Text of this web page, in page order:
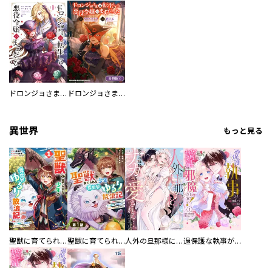
ドロンジョさまは転生しても悪役令嬢のままだった ドロンジョさまは転生しても悪役令嬢のままだった【分冊版】
異世界 もっと見る
聖獣に育てられた少年の異世界ゆるり放浪記～神様からもらったチート魔法で、仲間たちとスローライフを満喫中～ 聖獣に育てられた少年の異世界ゆるり放浪記～神様からもらったチート魔法で、仲間たちとスローライフを満喫中～【分冊版】 人外の旦那様に娶られ毎晩ナカまで愛される…。アンソロジー 過保護な執事が私の婚活を邪魔してきます！ 分冊版